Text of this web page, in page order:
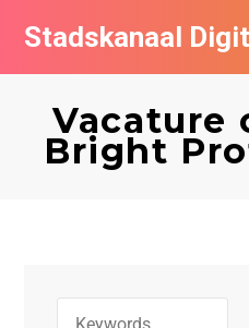
Stadskanaal
Vacature
Bright
Vacatures per bedrijf
De populairste vacatures